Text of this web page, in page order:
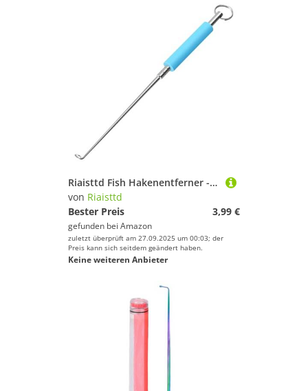
Riaisttd Fish Hakenentferner - Rostfreier Edelstahl Angelhaken Entferner,Korrosionsbeständiger Hakenentferner Für Süßwasser Salzwasser Fluss See Kayak Bass Forelle Lachs Wels
von Riaisttd
Bester Preis
3,99 €
gefunden bei Amazon
zuletzt überprüft am 27.09.2025 um 00:03; der
Preis kann sich seitdem geändert haben.
Keine weiteren Anbieter